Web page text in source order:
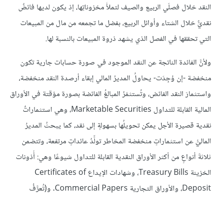
النقد خلال فصلَي الربيع والصيف لتملأَ مخزوناتِها، إذ يكون لديها فائضٌ
نقديٌّ خلال الشتاء وأوائل الربيع، بفضل ما تجمعه من مال من المبيعات
التي تحققها في الفصل الذي يشهد ذروة المبيعات بالنسبة لها.
ولأنَّ الفائدة الناتجة عن النقد الموجود في صورة حسابات جارية تكون
منخفضة -إن وُجِدَت- يحاولُ المديرُ المالي إبقاء أرصدة النقد منخفضة،
واستثمارَ النقد الفائض، وتُستثمَرُ المبالغُ الفائضة بصورة مؤقتة في الأوراق
المالية القابلة للتداول Marketable Securities، وهي استثماراتٌ
نقدية قصيرة الأجل يمكن تحويلُها بسهولةٍ إلى نقد، كما يبحثُ المديرُ
الماليُّ عن استثماراتٍ منخفضة المخاطر تولِّدُ عائداتٍ مرتفعة، وتتضمن
ثلاثةَ أنواعٍ من أكثر الأوراق النقدية القابلة للتداول شيوعًا وهي: أُذونات
الخزينة Treasury Bills، وشهادات الإيداع Certificates of
Deposit، والأوراق التجارية Commercial Papers. و(تُعرَّفُ